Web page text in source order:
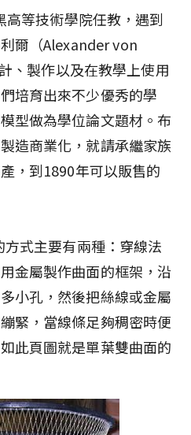
高等技術學院任教，遇到
爾（Alexander von
、製作以及在教學上使用
培育出來不少優秀的學
型做為學位論文題材。布
造商業化，就請承繼家族
，到1890年可以販售的
式主要有兩種：穿線法
金屬製作曲面的框架，沿
小孔，然後把絲線或金屬
緊，當線條足夠稠密時便
此頁圖就是單葉雙曲面的